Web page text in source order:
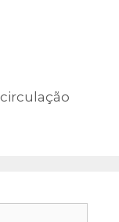
circulação